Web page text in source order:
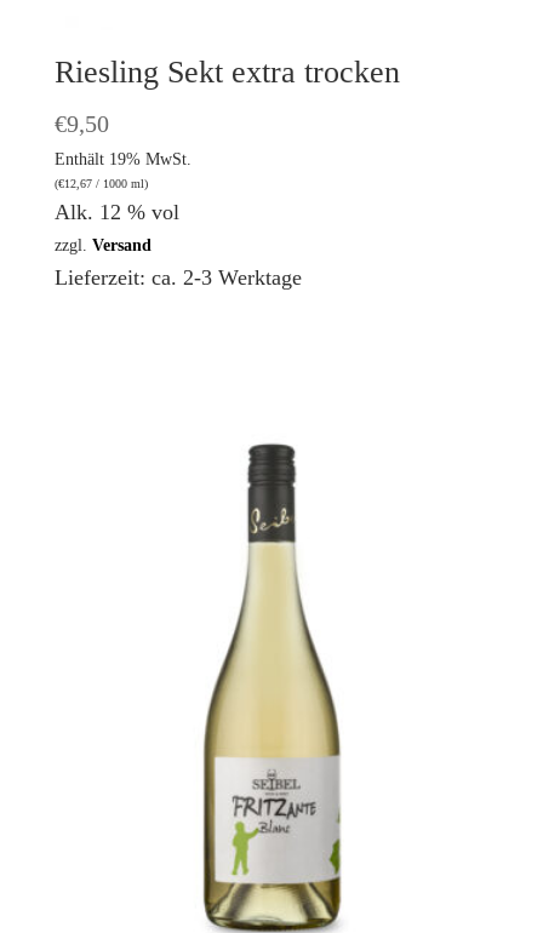
Riesling Sekt extra trocken
€9,50
Enthält 19% MwSt.
(€12,67/ 1000 ml)
Alk. 12 % vol
zzgl. Versand
Lieferzeit: ca. 2-3 Werktage